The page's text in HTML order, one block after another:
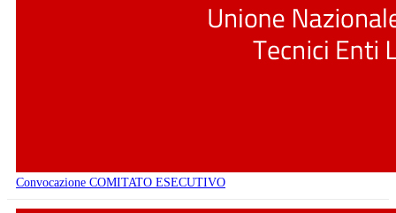
Convocazione COMITATO ESECUTIVO